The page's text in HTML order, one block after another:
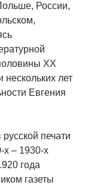
России,
XX
лет
Евгения
печати
х – 1930-х
года
газеты